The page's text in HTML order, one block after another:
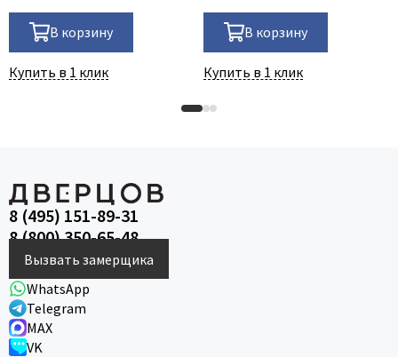
В корзину
Купить в 1 клик
В корзину
Купить в 1 клик
8 (495) 151-89-31
8 (800) 350-65-48
Вызвать замерщика
WhatsApp
Telegram
MAX
VK